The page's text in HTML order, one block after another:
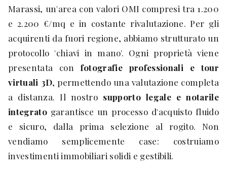
Marassi, un'area con valori OMI compresi tra 1.200
e 2.200 €/mq e in costante rivalutazione. Per gli
acquirenti da fuori regione, abbiamo strutturato un
protocollo 'chiavi in mano'. Ogni proprietà viene
presentata con fotografie professionali e tour
virtuali 3D, permettendo una valutazione completa
a distanza. Il nostro supporto legale e notarile
integratogarantisce un processo d'acquisto fluido
e sicuro, dalla prima selezione al rogito. Non
vendiamo semplicemente case: costruiamo
investimenti immobiliari solidi e gestibili.